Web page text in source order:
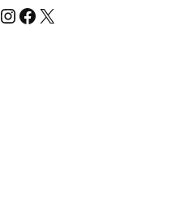
Instagram
Facebook
X